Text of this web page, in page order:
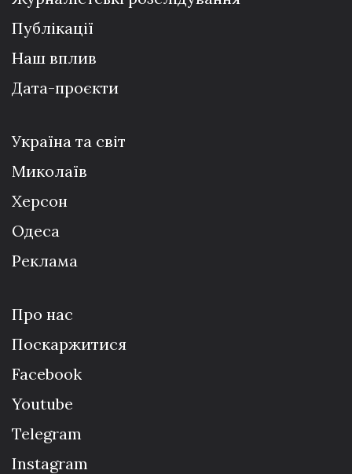
Публікації
Наш вплив
Дата-проєкти
Україна та світ
Миколаїв
Херсон
Одеса
Реклама
Про нас
Поскаржитися
Facebook
Youtube
Telegram
Instagram